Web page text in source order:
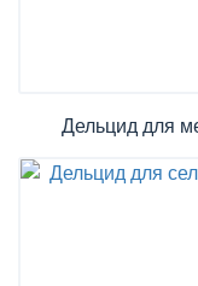
Дельцид для